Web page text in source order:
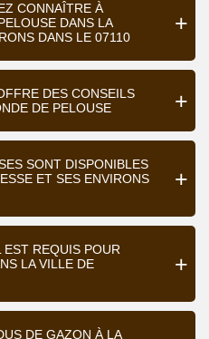
CONNAÎTRE À
DANS LA
DANS LE 07110
DES CONSEILS
DE PELOUSE
SONT DISPONIBLES
ET SES ENVIRONS
REQUIS POUR
LA VILLE DE
DE GAZON À LA